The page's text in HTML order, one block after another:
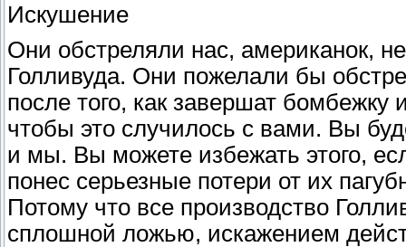
Искушение
Они обстреляли нас, американок,
Голливуда. Они пожелали бы
после того, как завершат
чтобы это случилось с вами. Вы
и мы. Вы можете избежать этого,
понес серьезные потери от их
Потому что все производство
сплошной ложью, искажением